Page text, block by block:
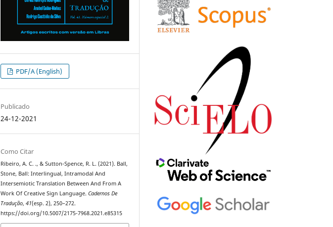
PDF/A (English)
Publicado
24-12-2021
Como Citar
Ribeiro, A. C. ., & Sutton-Spence, R. L. (2021). Ball,
Stone, Ball: Interlingual, Intramodal And
Intersemiotic Translation Between And From A
Work Of Creative Sign Language.Cadernos De
Tradução,41(esp. 2), 250–272.
https://doi.org/10.5007/2175-7968.2021.e85315